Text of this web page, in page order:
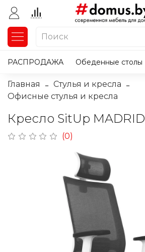
РАСПРОДАЖА Обеденные столы
Главная
Стулья и кресла
Офисные стулья и кресла
Кресло SitUp MADRID
(0)